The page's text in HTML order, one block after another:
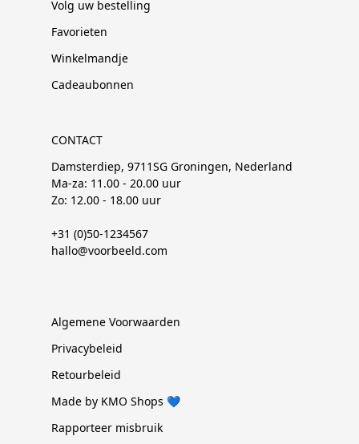
Volg uw bestelling
Favorieten
Winkelmandje
Cadeaubonnen
CONTACT
Damsterdiep, 9711SG Groningen, Nederland
Ma-za: 11.00 - 20.00 uur
Zo: 12.00 - 18.00 uur
+31 (0)50-1234567
hallo@voorbeeld.com
Algemene Voorwaarden
Privacybeleid
Retourbeleid
Made by KMO Shops 💙
Rapporteer misbruik